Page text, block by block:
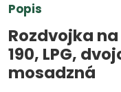
Popis
Rozdvojka
190, LPG,
mosadzná